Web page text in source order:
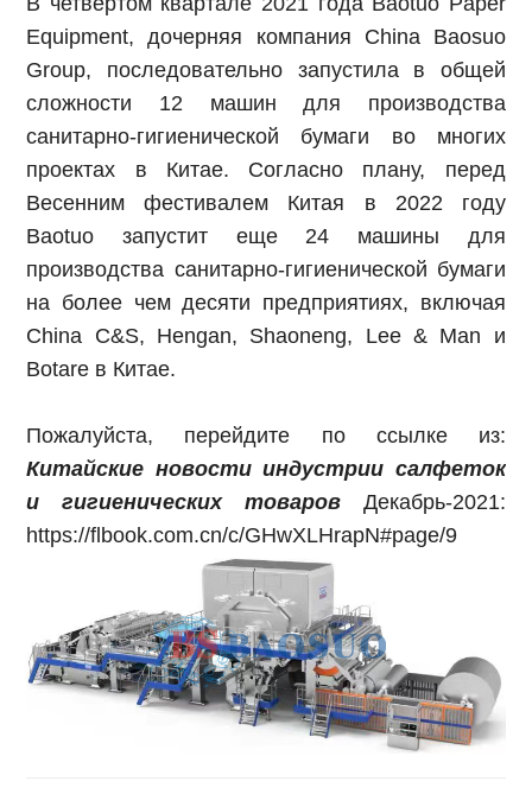
Equipment, дочерняя компания China Baosuo
Group, последовательно запустила в общей
сложности 12 машин для производства
санитарно-гигиенической бумаги во многих
проектах в Китае. Согласно плану, перед
Весенним фестивалем Китая в 2022 году
Baotuo запустит еще 24 машины для
производства санитарно-гигиенической бумаги
на более чем десяти предприятиях, включая
China C&S, Hengan, Shaoneng, Lee & Man и
Botare в Китае.
Пожалуйста, перейдите по ссылке из:
Китайские новости индустрии салфеток
и гигиенических товаровДекабрь-2021:
https://flbook.com.cn/c/GHwXLHrapN#page/9